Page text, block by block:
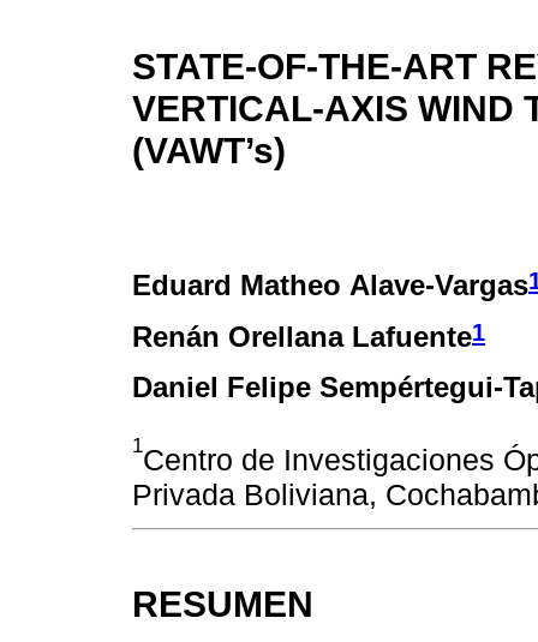
STATE-OF-THE-ART
VERTICAL-AXIS WIND
(VAWT’s)
Eduard Matheo Alave-Vargas
Renán Orellana Lafuente1
Daniel Felipe Sempértegui-
1Centro de Investigaciones
Privada Boliviana,
RESUMEN